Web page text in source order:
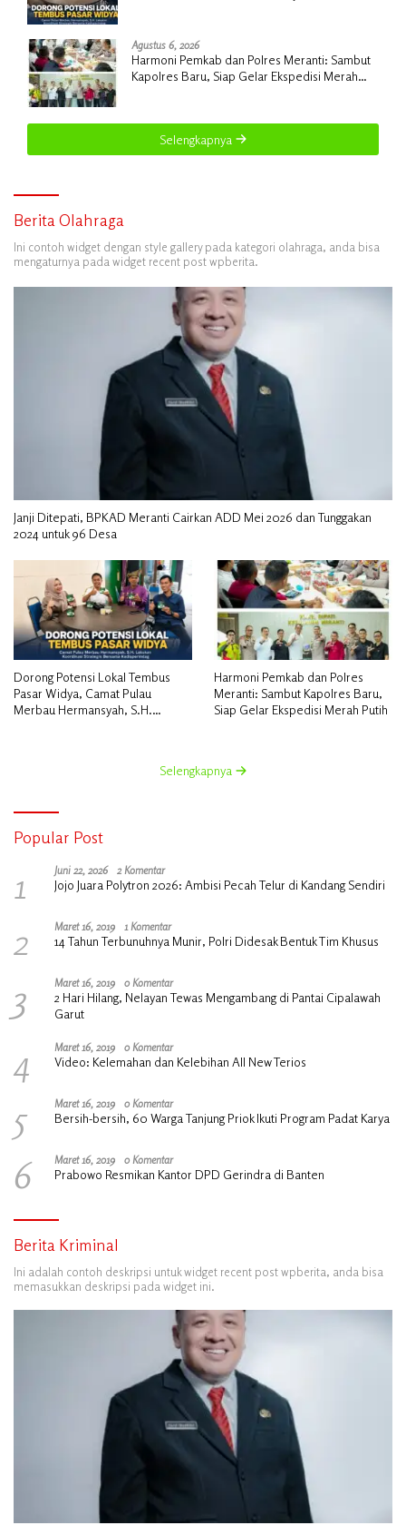
Agustus 6, 2026
Harmoni Pemkab dan Polres Meranti: Sambut
Kapolres Baru, Siap Gelar Ekspedisi Merah
Selengkapnya
Berita Olahraga
Ini contoh widget dengan style gallery pada kategori olahraga, anda bisa
mengaturnya pada widget recent post wpberita.
Janji Ditepati, BPKAD Meranti Cairkan ADD Mei 2026 dan Tunggakan
2024 untuk 96 Desa
Dorong Potensi Lokal Tembus
Pasar Widya, Camat Pulau
Merbau Hermansyah, S.H.
Harmoni Pemkab dan Polres
Meranti: Sambut Kapolres Baru,
Siap Gelar Ekspedisi Merah Putih
Selengkapnya
Popular Post
1 Juni 22, 2026 2 Komentar
Jojo Juara Polytron 2026: Ambisi Pecah Telur di Kandang Sendiri
2 Maret 16, 2019 1 Komentar
14 Tahun Terbunuhnya Munir, Polri Didesak Bentuk Tim Khusus
3 Maret 16, 2019 0 Komentar
2 Hari Hilang, Nelayan Tewas Mengambang di Pantai Cipalawah
Garut
4 Maret 16, 2019 0 Komentar
Video: Kelemahan dan Kelebihan All New Terios
5 Maret 16, 2019 0 Komentar
Bersih-bersih, 60 Warga Tanjung Priok Ikuti Program Padat Karya
6 Maret 16, 2019 0 Komentar
Prabowo Resmikan Kantor DPD Gerindra di Banten
Berita Kriminal
Ini adalah contoh deskripsi untuk widget recent post wpberita, anda bisa
memasukkan deskripsi pada widget ini.